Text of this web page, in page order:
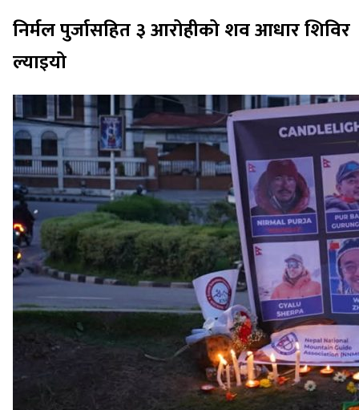
निर्मल पुर्जासहित ३ आरोहीको शव आधार शिविर
ल्याइयो